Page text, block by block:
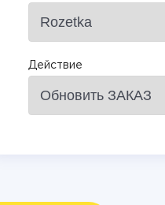
Действие